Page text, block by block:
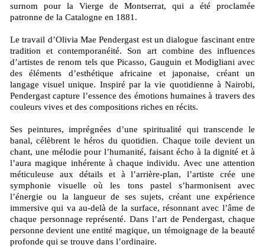
surnom pour la Vierge de Montserrat, qui a été proclamée
patronne de la Catalogne en 1881.
Le travail d’Olivia Mae Pendergast est un dialogue fascinant entre
tradition et contemporanéité. Son art combine des influences
d’artistes de renom tels que Picasso, Gauguin et Modigliani avec
des éléments d’esthétique africaine et japonaise, créant un
langage visuel unique. Inspiré par la vie quotidienne à Nairobi,
Pendergast capture l’essence des émotions humaines à travers des
couleurs vives et des compositions riches en récits.
Ses peintures, imprégnées d’une spiritualité qui transcende le
banal, célèbrent le héros du quotidien. Chaque toile devient un
chant, une mélodie pour l’humanité, faisant écho à la dignité et à
l’aura magique inhérente à chaque individu. Avec une attention
méticuleuse aux détails et à l’arrière-plan, l’artiste crée une
symphonie visuelle où les tons pastel s’harmonisent avec
l’énergie ou la langueur de ses sujets, créant une expérience
immersive qui va au-delà de la surface, résonnant avec l’âme de
chaque personnage représenté. Dans l’art de Pendergast, chaque
personne devient une entité magique, un témoignage de la beauté
profonde qui se trouve dans l’ordinaire.